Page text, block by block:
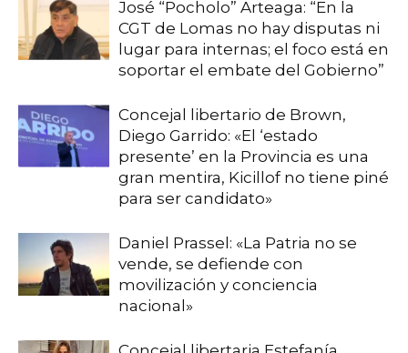
José “Pocholo” Arteaga: “En la
CGT de Lomas no hay disputas ni
lugar para internas; el foco está en
soportar el embate del Gobierno”
Concejal libertario de Brown,
Diego Garrido: «El ‘estado
presente’ en la Provincia es una
gran mentira, Kicillof no tiene piné
para ser candidato»
Daniel Prassel: «La Patria no se
vende, se defiende con
movilización y conciencia
nacional»